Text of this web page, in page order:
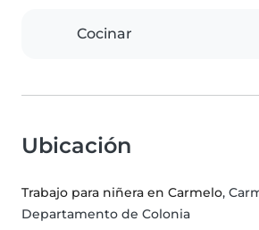
Cocinar
Ubicación
Trabajo para niñera en Carmelo,
Departamento de Colonia